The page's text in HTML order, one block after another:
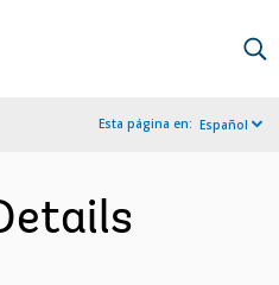
Esta página en: Español